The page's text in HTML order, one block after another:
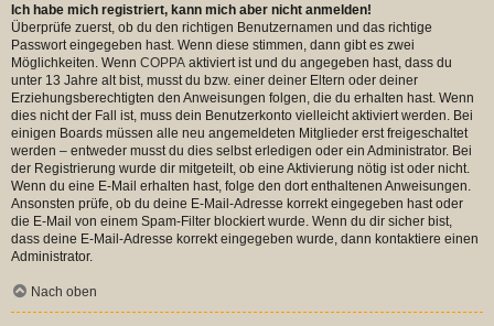
Ich habe mich registriert, kann mich aber nicht anmelden!
Überprüfe zuerst, ob du den richtigen Benutzernamen und das richtige
Passwort eingegeben hast. Wenn diese stimmen, dann gibt es zwei
Möglichkeiten. Wenn COPPA aktiviert ist und du angegeben hast, dass du
unter 13 Jahre alt bist, musst du bzw. einer deiner Eltern oder deiner
Erziehungsberechtigten den Anweisungen folgen, die du erhalten hast. Wenn
dies nicht der Fall ist, muss dein Benutzerkonto vielleicht aktiviert werden. Bei
einigen Boards müssen alle neu angemeldeten Mitglieder erst freigeschaltet
werden – entweder musst du dies selbst erledigen oder ein Administrator. Bei
der Registrierung wurde dir mitgeteilt, ob eine Aktivierung nötig ist oder nicht.
Wenn du eine E-Mail erhalten hast, folge den dort enthaltenen Anweisungen.
Ansonsten prüfe, ob du deine E-Mail-Adresse korrekt eingegeben hast oder
die E-Mail von einem Spam-Filter blockiert wurde. Wenn du dir sicher bist,
dass deine E-Mail-Adresse korrekt eingegeben wurde, dann kontaktiere einen
Administrator.
Nach oben